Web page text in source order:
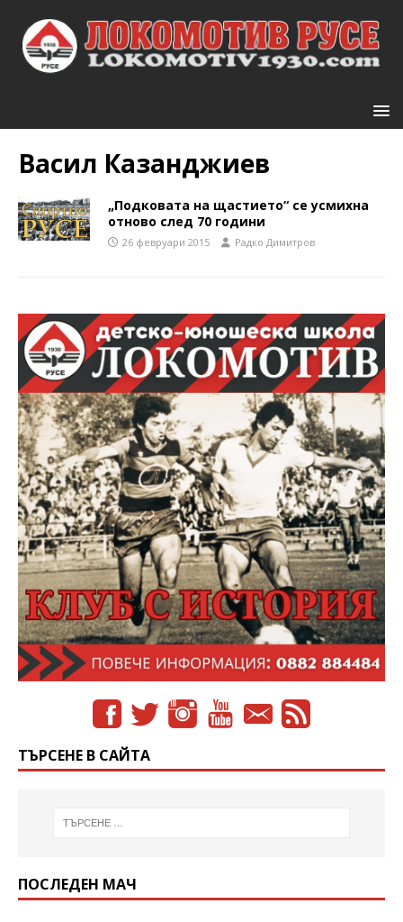
Васил Казанджиев
„Подковата на щастието“ се усмихна
отново след 70 години
26 февруари 2015 Радко Димитров
ТЪРСЕНЕ В САЙТА
ПОСЛЕДЕН МАЧ